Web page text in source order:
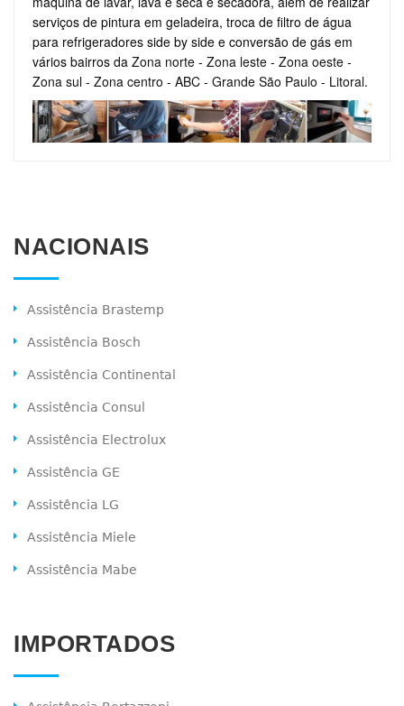
serviços de pintura em geladeira, troca de filtro de água
para refrigeradores side by side e conversão de gás em
vários bairros da Zona norte - Zona leste - Zona oeste -
Zona sul - Zona centro - ABC - Grande São Paulo - Litoral.
NACIONAIS
Assistência Brastemp
Assistência Bosch
Assistência Continental
Assistência Consul
Assistência Electrolux
Assistência GE
Assistência LG
Assistência Miele
Assistência Mabe
IMPORTADOS